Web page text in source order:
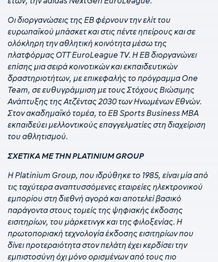
Οι διοργανώσεις της EB φέρνουν την ελίτ του
ευρωπαϊκού μπάσκετ και στις πέντε ηπείρους και σε
ολόκληρη την αθλητική κοινότητα μέσω της
πλατφόρμας OTT EuroLeague TV. Η EB διοργανώνει
επίσης μια σειρά κοινοτικών και εκπαιδευτικών
δραστηριοτήτων, με επικεφαλής το πρόγραμμα One
Team, σε ευθυγράμμιση με τους Στόχους Βιώσιμης
Ανάπτυξης της Ατζέντας 2030 των Ηνωμένων Εθνών.
Στον ακαδημαϊκό τομέα, το EB Sports Business MBA
εκπαιδεύει μελλοντικούς επαγγελματίες στη διαχείριση
του αθλητισμού.
ΣΧΕΤΙΚΑ ΜΕ ΤΗΝ PLATINIUM GROUP
Η Platinium Group, που ιδρύθηκε το 1985, είναι μία από
τις ταχύτερα αναπτυσσόμενες εταιρείες ηλεκτρονικού
εμπορίου στη διεθνή αγορά και αποτελεί βασικό
παράγοντα στους τομείς της ψηφιακής έκδοσης
εισιτηρίων, του μάρκετινγκ και της φιλοξενίας. Η
πρωτοποριακή τεχνολογία έκδοσης εισιτηρίων που
δίνει προτεραιότητα στον πελάτη έχει κερδίσει την
εμπιστοσύνη όχι μόνο ορισμένων από τους πιο